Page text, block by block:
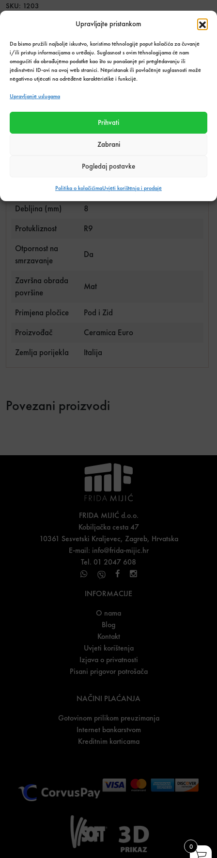
Upravljajte pristankom
Da bismo pružili najbolje iskustvo, koristimo tehnologije poput kolačića za čuvanje
i/ili pristup informacijama o uređaju. Suglasnost s ovim tehnologijama će nam
omogućiti da obrađujemo podatke kao što su ponašanje pri pregledavanju ili
jedinstveni ID-ovi na ovoj web stranici. Nepristanak ili povlačenje suglasnosti može
negativno utjecati na određene karakteristike i funkcije.
Upravljanje uslugama
Prihvati
Zabrani
Pogledaj postavke
Politika o kolačićimaUvjeti korištenja i prodaje
SKU: 1203
Tehnički podaci o proizvodu
Kamen
Gres Porculan
Retificiran
Dimenzija (cm)
30 x 90
Debljina (mm)
8
Protukliznost
R9
Otpornost na
smrzavanje
Da
Završna obrada
površine
Mat
Primjena pločice
Pod i Zid
Proizvođač
Ceramica Euro
Zemlja porijekla
Italija
Povezani proizvodi
FRIDA MIJIĆ d.o.o.
Kobiljačka cesta 47
10361 Sesvetski Kraljevec, Zagreb, Hrvatska
E-mail: info@frida-mijic.hr
Tel. 01 2047 608
INFORMACIJE
O nama
Blog
Kontakt
Uvjeti korištenja
Izjava o privatnosti
Pisani prigovor potrošača
NAČINI PLAĆANJA
Gotovinom prilikom preuzimanja
Internet bankarstvom
Kreditnim karticama
0